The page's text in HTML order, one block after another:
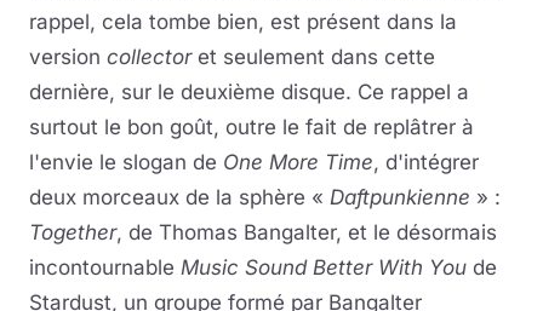
rappel, cela tombe bien, est présent dans la
version collectoret seulement dans cette
dernière, sur le deuxième disque. Ce rappel a
surtout le bon goût, outre le fait de replâtrer à
l'envie le slogan de One More Time, d'intégrer
deux morceaux de la sphère « Daftpunkienne » :
Together, de Thomas Bangalter, et le désormais
incontournable Music Sound Better With You de
Stardust, un groupe formé par Bangalter